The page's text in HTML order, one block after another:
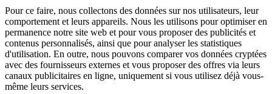
Pour ce faire, nous collectons des données sur nos utilisateurs, leur
comportement et leurs appareils. Nous les utilisons pour optimiser en
permanence notre site web et pour vous proposer des publicités et
contenus personnalisés, ainsi que pour analyser les statistiques
d'utilisation. En outre, nous pouvons comparer vos données cryptées
avec des fournisseurs externes et vous proposer des offres via leurs
canaux publicitaires en ligne, uniquement si vous utilisez déjà vous-
même leurs services.